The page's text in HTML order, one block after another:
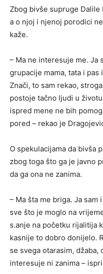
Zbog bivše supruge
a o njoj i njenoj porodici
kaže.
– Ma ne interesuje me. Ja
grupacije mama, tata i pas
Znači, to sam rekao,
postoje tačno ljudi u
ispred mene ne bih
pored – rekao je
O spekulacijama da bivša
zbog toga što ga je javno
da ga ona ne zanima.
– Ma šta me briga. Ja
sve što je moglo na
s.anje na početku rijalitija
kasnije to dobro donijelo.
se svega otarasim,
interesuje ni zanima –